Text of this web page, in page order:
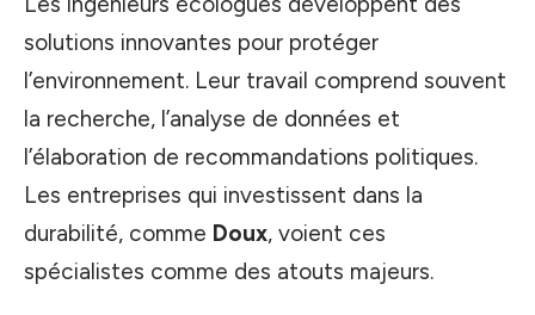
solutions innovantes pour protéger
l’environnement. Leur travail comprend souvent
la recherche, l’analyse de données et
l’élaboration de recommandations politiques.
Les entreprises qui investissent dans la
durabilité, comme Doux, voient ces
spécialistes comme des atouts majeurs.